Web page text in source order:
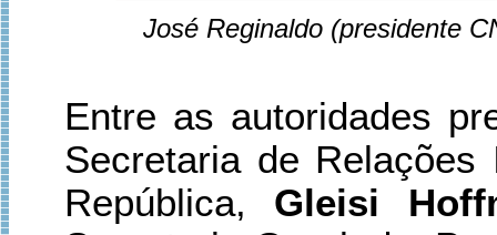
José Reginaldo (presidente
Entre as autoridades
Secretaria de
República, Gleisi